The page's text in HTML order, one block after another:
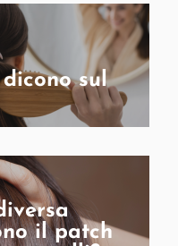
sul
il patch